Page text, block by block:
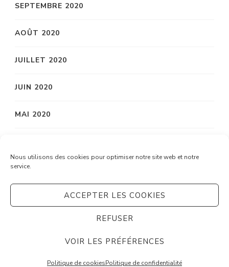
Nous utilisons des cookies pour optimiser notre site web et notre
service.
ACCEPTER LES COOKIES
REFUSER
VOIR LES PRÉFÉRENCES
Politique de cookiesPolitique de confidentialité
SEPTEMBRE 2020
AOÛT 2020
JUILLET 2020
JUIN 2020
MAI 2020
MARS 2020
Système C. Tous droits réservés.
Vilva | Développé parBlossom Themes. Propulsé par